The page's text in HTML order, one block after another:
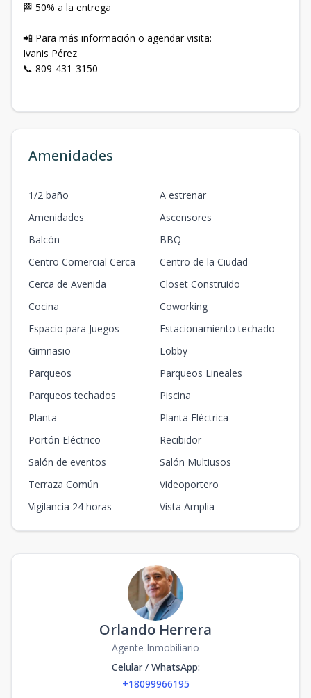
🏁 50% a la entrega
📲 Para más información o agendar visita:
Ivanis Pérez
📞 809-431-3150
Amenidades
1/2 baño
A estrenar
Amenidades
Ascensores
Balcón
BBQ
Centro Comercial Cerca
Centro de la Ciudad
Cerca de Avenida
Closet Construido
Cocina
Coworking
Espacio para Juegos
Estacionamiento techado
Gimnasio
Lobby
Parqueos
Parqueos Lineales
Parqueos techados
Piscina
Planta
Planta Eléctrica
Portón Eléctrico
Recibidor
Salón de eventos
Salón Multiusos
Terraza Común
Videoportero
Vigilancia 24 horas
Vista Amplia
Orlando Herrera
Agente Inmobiliario
Celular / WhatsApp:
+18099966195